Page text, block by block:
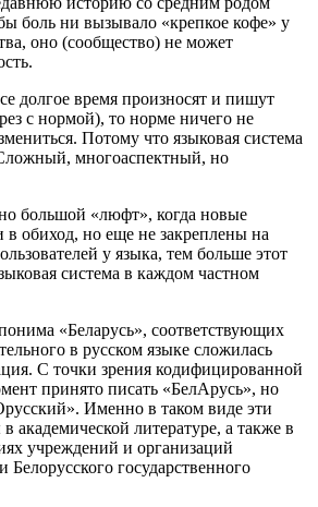
боль ни вызывало «крепкое кофе» у
оно (сообщество) не может
долгое время произносят и пишут
с нормой), то норме ничего не
Потому что языковая система
многоаспектный, но
большой «люфт», когда новые
обиход, но еще не закреплены на
у языка, тем больше этот
система в каждом частном
«Беларусь», соответствующих
в русском языке сложилась
С точки зрения кодифицированной
принято писать «БелАрусь», но
Именно в таком виде эти
академической литературе, а также в
учреждений и организаций
государственного